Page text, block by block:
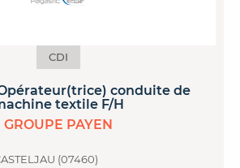
CDI
conduite de
textile F/H
GROUPE PAYEN
(07460)